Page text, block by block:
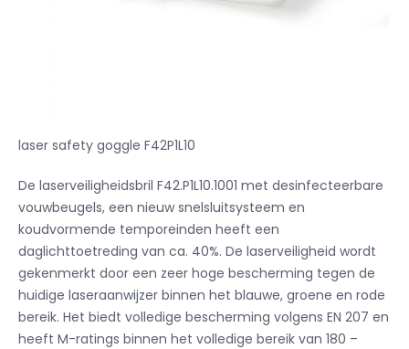
laser safety goggle F42P1L10
De laserveiligheidsbril F42.P1L10.1001 met desinfecteerbare
vouwbeugels, een nieuw snelsluitsysteem en
koudvormende temporeinden heeft een
daglichttoetreding van ca. 40%. De laserveiligheid wordt
gekenmerkt door een zeer hoge bescherming tegen de
huidige laseraanwijzer binnen het blauwe, groene en rode
bereik. Het biedt volledige bescherming volgens EN 207 en
heeft M-ratings binnen het volledige bereik van 180 –